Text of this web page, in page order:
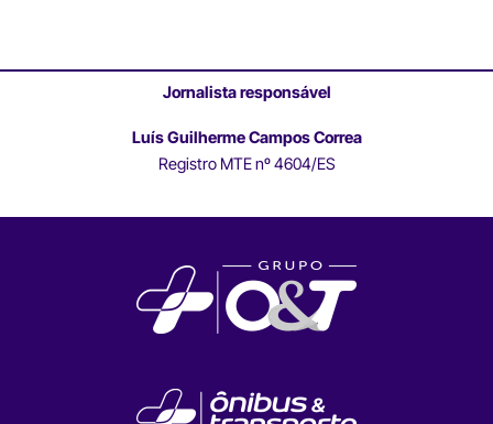
Jornalista responsável
Luís Guilherme Campos Correa
Registro MTE nº 4604/ES